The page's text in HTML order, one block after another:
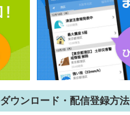
ウンロード・配信登録方法